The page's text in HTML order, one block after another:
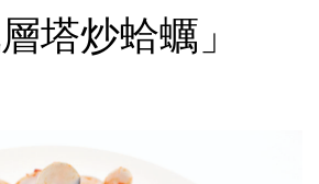
塔炒蛤蠣」